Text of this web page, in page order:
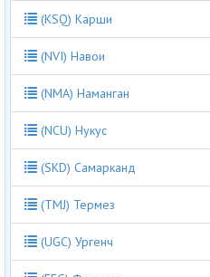
(KSQ) Карши
(NVI) Навои
(NMA) Наманган
(NCU) Нукус
(SKD) Самарканд
(TMJ) Термез
(UGC) Ургенч